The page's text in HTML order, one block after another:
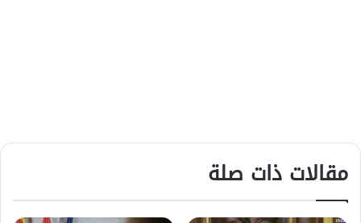
مقالات ذات صلة